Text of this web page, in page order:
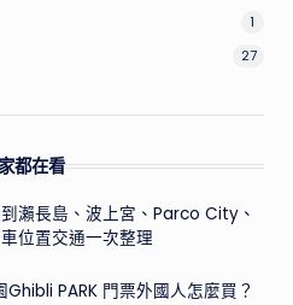
1
27
都在看
瀨長島、波上宮、Parco City、
位置交通一次整理
PARK 門票外國人怎麼買？